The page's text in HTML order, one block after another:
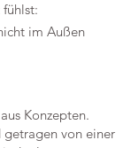
im Außen
Konzepten.
getragen von einer